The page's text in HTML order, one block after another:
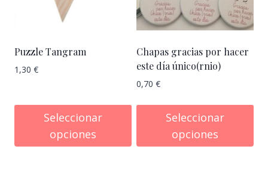
Puzzle Tangram
1,30 €
Seleccionar
opciones
Chapas gracias por hacer
este día único(rnio)
0,70 €
Seleccionar
opciones